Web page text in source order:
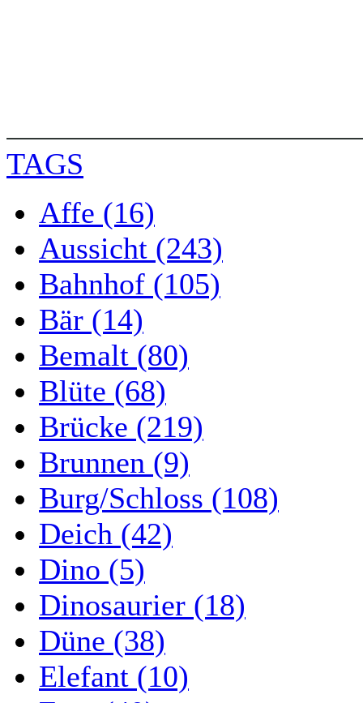
TAGS
Affe (16)
Aussicht (243)
Bahnhof (105)
Bär (14)
Bemalt (80)
Blüte (68)
Brücke (219)
Brunnen (9)
Burg/Schloss (108)
Deich (42)
Dino (5)
Dinosaurier (18)
Düne (38)
Elefant (10)